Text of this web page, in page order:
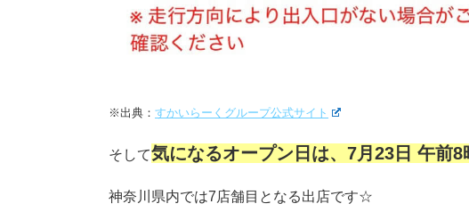
※出典： すかいらーくグループ公式サイト
そして気になるオープン日は、7月23日 午前8
神奈川県内では7店舗目となる出店です☆